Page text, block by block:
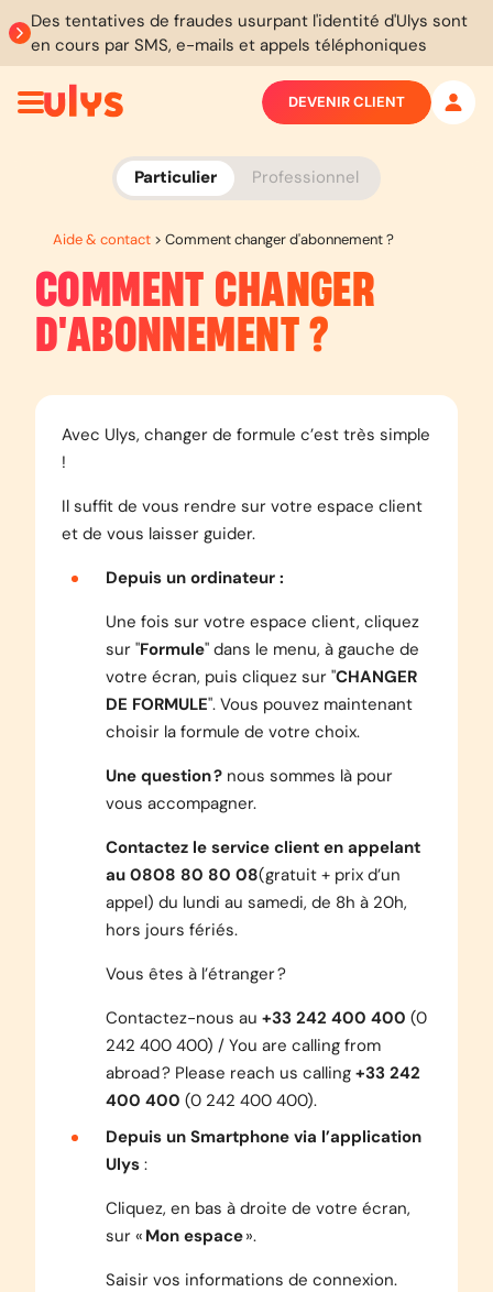
Des tentatives de fraudes usurpant l'identité d'Ulys sont
en cours par SMS, e-mails et appels téléphoniques
Particulier Professionnel
DEVENIR CLIENT
Aide & contact > Comment changer d'abonnement ?
COMMENT CHANGER
D'ABONNEMENT ?
Avec Ulys, changer de formule c’est très simple
!
Il suffit de vous rendre sur votre espace client
et de vous laisser guider.
Depuis un ordinateur :
Une fois sur votre espace client, cliquez
sur "Formule" dans le menu, à gauche de
votre écran, puis cliquez sur "CHANGER
DE FORMULE". Vous pouvez maintenant
choisir la formule de votre choix.
Une question ? nous sommes là pour
vous accompagner.
Contactez le service client en appelant
au 0808 80 80 08(gratuit + prix d’un
appel) du lundi au samedi, de 8h à 20h,
hors jours fériés.
Vous êtes à l’étranger ?
Contactez-nous au +33 242 400 400 (0
242 400 400) / You are calling from
abroad ? Please reach us calling +33 242
400 400 (0 242 400 400).
Depuis un Smartphone via l’application
Ulys :
Cliquez, en bas à droite de votre écran,
sur « Mon espace».
Saisir vos informations de connexion.